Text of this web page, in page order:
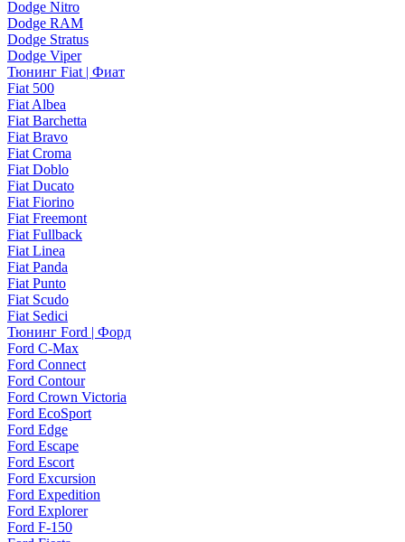
Dodge Nitro
Dodge RAM
Dodge Stratus
Dodge Viper
Тюнинг Fiat | Фиат
Fiat 500
Fiat Albea
Fiat Barchetta
Fiat Bravo
Fiat Croma
Fiat Doblo
Fiat Ducato
Fiat Fiorino
Fiat Freemont
Fiat Fullback
Fiat Linea
Fiat Panda
Fiat Punto
Fiat Scudo
Fiat Sedici
Тюнинг Ford | Форд
Ford C-Max
Ford Connect
Ford Contour
Ford Crown Victoria
Ford EcoSport
Ford Edge
Ford Escape
Ford Escort
Ford Excursion
Ford Expedition
Ford Explorer
Ford F-150